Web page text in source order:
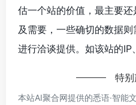
估一个站的价值，最主要
及需要，一些确切的数据
进行洽谈提供。如该站的IP
特
本站AI聚合网提供的悉语·智能